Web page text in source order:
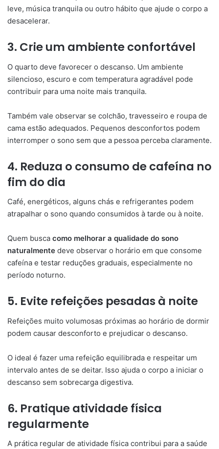
leve, música tranquila ou outro hábito que ajude o corpo a
desacelerar.
3. Crie um ambiente confortável
O quarto deve favorecer o descanso. Um ambiente
silencioso, escuro e com temperatura agradável pode
contribuir para uma noite mais tranquila.
Também vale observar se colchão, travesseiro e roupa de
cama estão adequados. Pequenos desconfortos podem
interromper o sono sem que a pessoa perceba claramente.
4. Reduza o consumo de cafeína no
fim do dia
Café, energéticos, alguns chás e refrigerantes podem
atrapalhar o sono quando consumidos à tarde ou à noite.
Quem busca como melhorar a qualidade do sono
naturalmente deve observar o horário em que consome
cafeína e testar reduções graduais, especialmente no
período noturno.
5. Evite refeições pesadas à noite
Refeições muito volumosas próximas ao horário de dormir
podem causar desconforto e prejudicar o descanso.
O ideal é fazer uma refeição equilibrada e respeitar um
intervalo antes de se deitar. Isso ajuda o corpo a iniciar o
descanso sem sobrecarga digestiva.
6. Pratique atividade física
regularmente
A prática regular de atividade física contribui para a saúde